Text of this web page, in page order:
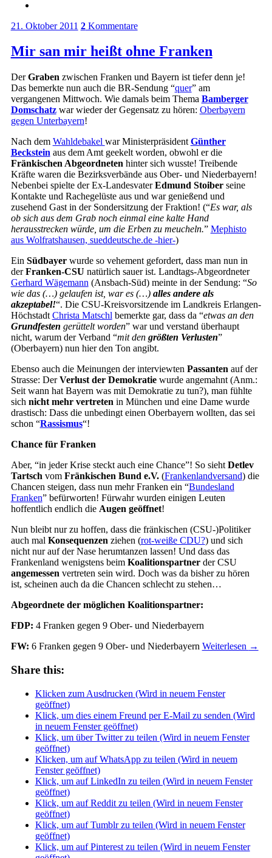
21. Oktober 2011 2Kommentare
Mir san mir heißt ohne Franken
DerGraben zwischen Franken und Bayern ist tiefer denn je!
Das bemerkte nun auch die BR-Sendung “quer” am
vergangenen Mittwoch. Wie damals beim Thema Bamberger
Domschatzwar wieder der Gegensatz zu hören: Oberbayern
gegen Unterbayern!
Nach dem Wahldebakel war Ministerpräsident Günther
Beckstein aus dem Amt geekelt worden, obwohl er die
Fränkischen Abgeordneten hinter sich wusste! Treibende
Kräfte waren die Bezirksverbände aus Ober- und Niederbayern!
Nebenbei spielte der Ex-LandesvaterEdmund Stoiberseine
Kontakte und Rachegelüste aus und war genießend und
zusehend Gast in der Sondersitzung der Fraktion! (“Es war, als
ob sich aus dem Grab noch einmal eine kalte Hand
herausstrecken würde, um die Erben zu meucheln.” Mephisto
aus Wolfratshausen, sueddeutsche.de -hier-)
Ein Südbayerwurde so vehement gefordert, dass man nun in
derFranken-CSU natürlich sauer ist. Landtags-Abgeordneter
Gerhard Wägemann (Ansbach-Süd) meinte in der Sendung: “So
wie das (…) gelaufen ist, war es (…) alles andere als
akzeptabel!“. Die CSU-Kreisvorsitzende im Landkreis Erlangen-
Höchstadt Christa Matschl bemerkte gar, dass da “etwas an den
Grundfesten gerüttelt worden” war und verstand überhaupt
nicht, warum der Verband “mit den größten Verlusten”
(Oberbayern) nun hier den Ton angibt.
Ebenso auch die Meinungen der interviewten Passanten auf der
Strasse: DerVerlust der Demokratiewurde angemahnt (Anm.:
Seit wann hat Bayern was mit Demokratie zu tun?), man fühlte
sich nicht mehr vertreten in München und eine Dame wurde
drastisch: Dass die unbedingt einen Oberbayern wollten, das sei
schon “Rassismus“!
Chance für Franken
Aber, “in jeder Krise steckt auch eine Chance”! So sieht Detlev
Tartsch vom Fränkischen Bund e.V.(Frankenlandversand) die
Chancen steigen, dass nun mehr Franken ein “Bundesland
Franken” befürworten! Fürwahr wurden einigen Leuten
hoffentlich endlich die Augen geöffnet!
Nun bleibt nur zu hoffen, dass die fränkischen (CSU-)Politiker
auch mal Konsequenzen ziehen (rot-weiße CDU?) und sich
nicht nur auf der Nase herumtanzen lassen! Und dass das
Frankenland wenigstens beim Koalitionspartner der CSU
angemessen vertreten sein wird. Doch was da bisher zu hören
ist, scheinen auch da die Chancen schlecht zu stehen…
Abgeordnete der möglichen Koalitionspartner:
FDP: 4 Franken gegen 9 Ober- und Niederbayern
FW: 6 Franken gegen 9 Ober- und Niederbayern Weiterlesen →
Share this:
Klicken zum Ausdrucken (Wird in neuem Fenster
geöffnet)
Klick, um dies einem Freund per E-Mail zu senden (Wird
in neuem Fenster geöffnet)
Klick, um über Twitter zu teilen (Wird in neuem Fenster
geöffnet)
Klicken, um auf WhatsApp zu teilen (Wird in neuem
Fenster geöffnet)
Klick, um auf LinkedIn zu teilen (Wird in neuem Fenster
geöffnet)
Klick, um auf Reddit zu teilen (Wird in neuem Fenster
geöffnet)
Klick, um auf Tumblr zu teilen (Wird in neuem Fenster
geöffnet)
Klick, um auf Pinterest zu teilen (Wird in neuem Fenster